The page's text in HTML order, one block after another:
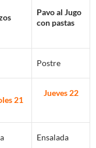
Pavo al Jugo
con pastas
Postre
21
Jueves 22
Ensalada